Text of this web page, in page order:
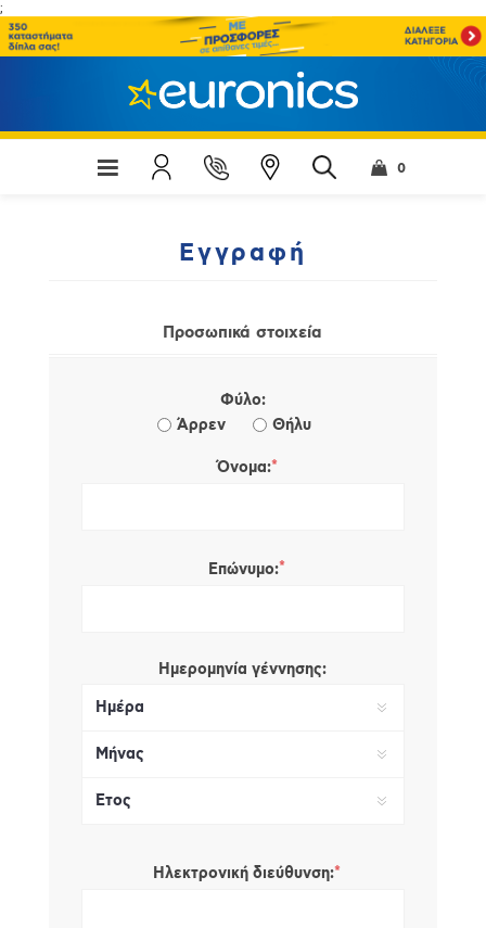
;
0
Εγγραφή
Προσωπικά στοιχεία
Φύλο:
Άρρεν
Θήλυ
Όνομα:*
Επώνυμο:*
Ημερομηνία γέννησης:
Ηλεκτρονική διεύθυνση:*